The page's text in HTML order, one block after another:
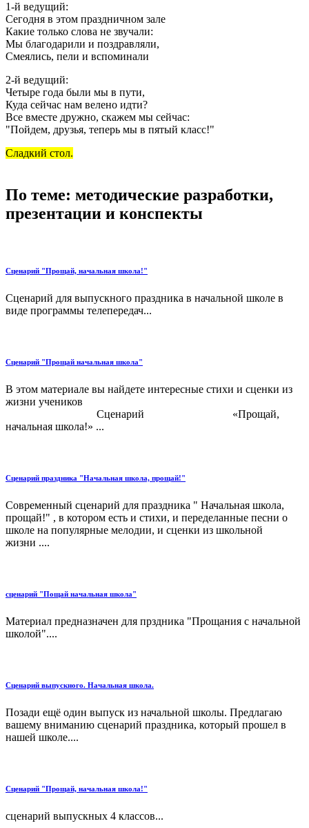
1-й ведущий:
Сегодня в этом праздничном зале
Какие только слова не звучали:
Мы благодарили и поздравляли,
Смеялись, пели и вспоминали
2-й ведущий:
Четыре года были мы в пути,
Куда сейчас нам велено идти?
Все вместе дружно, скажем мы сейчас:
"Пойдем, друзья, теперь мы в пятый класс!"
Сладкий стол.
По теме: методические разработки,
презентации и конспекты
Сценарий "Прощай, начальная школа!"
Сценарий для выпускного праздника в начальной школе в
виде программы телепередач...
Сценарий "Прощай начальная школа"
В этом материале вы найдете интересные стихи и сценки из
жизни учеников
Сценарий «Прощай,
начальная школа!» ...
Сценарий праздника "Начальная школа, прощай!"
Современный сценарий для праздника " Начальная школа,
прощай!" , в котором есть и стихи, и переделанные песни о
школе на популярные мелодии, и сценки из школьной
жизни ....
сценарий "Пощай начальная школа"
Материал предназначен для прздника "Прощания с начальной
школой"....
Сценарий выпускного. Начальная школа.
Позади ещё один выпуск из начальной школы. Предлагаю
вашему вниманию сценарий праздника, который прошел в
нашей школе....
Сценарий "Прощай, начальная школа!"
сценарий выпускных 4 классов...